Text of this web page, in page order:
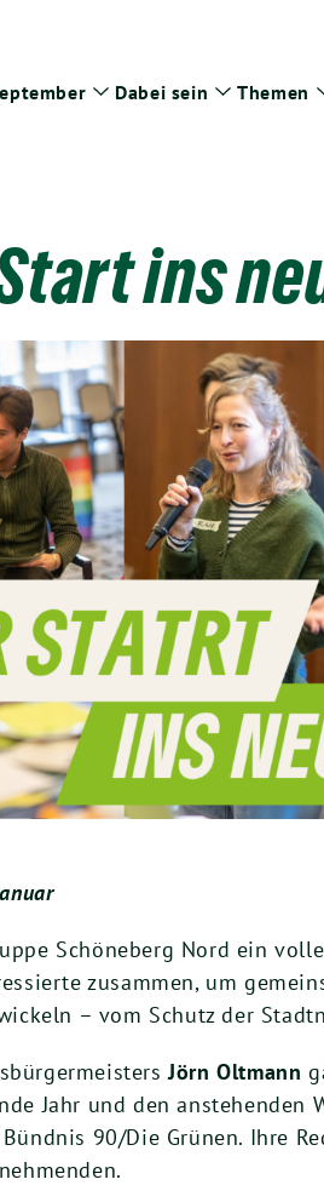
Zeige
Dabei sein
Zeige
Themen
ins
Schöneberg Nord ein
zusammen, um
– vom Schutz der
Jörn Oltmann
Jahr und den anstehenden
90/Die Grünen. Ihre